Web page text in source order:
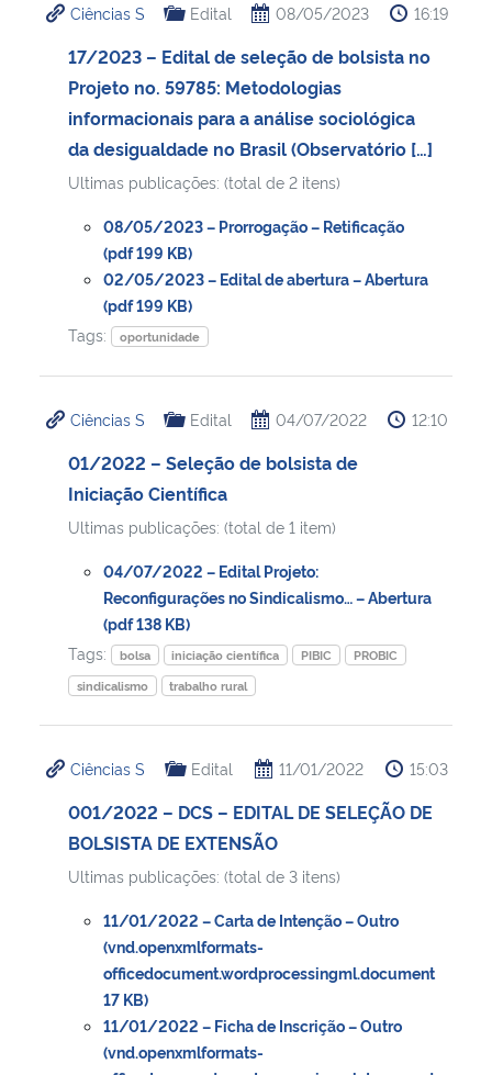
Ciências S Edital 08/05/2023 16:19
17/2023 – Edital de seleção de bolsista no
Projeto no. 59785: Metodologias
informacionais para a análise sociológica
da desigualdade no Brasil (Observatório […]
Ultimas publicações: (total de 2 itens)
08/05/2023 – Prorrogação – Retificação
(pdf 199 KB)
02/05/2023 – Edital de abertura – Abertura
(pdf 199 KB)
Tags:
oportunidade
Ciências S Edital 04/07/2022 12:10
01/2022 – Seleção de bolsista de
Iniciação Científica
Ultimas publicações: (total de 1 item)
04/07/2022 – Edital Projeto:
Reconfigurações no Sindicalismo… – Abertura
(pdf 138 KB)
Tags:
bolsa iniciação científica PIBIC
PROBIC
sindicalismo
trabalho rural
Ciências S Edital 11/01/2022 15:03
001/2022 – DCS – EDITAL DE SELEÇÃO DE
BOLSISTA DE EXTENSÃO
Ultimas publicações: (total de 3 itens)
11/01/2022 – Carta de Intenção – Outro
(vnd.openxmlformats-
officedocument.wordprocessingml.document
17 KB)
11/01/2022 – Ficha de Inscrição – Outro
(vnd.openxmlformats-